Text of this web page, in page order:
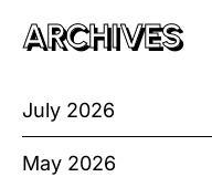
ARCHIVES
July 2026
May 2026